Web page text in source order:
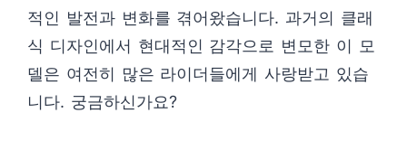
적인 발전과 변화를 겪어왔습니다. 과거의 클래
식 디자인에서 현대적인 감각으로 변모한 이 모
델은 여전히 많은 라이더들에게 사랑받고 있습
니다. 궁금하신가요?